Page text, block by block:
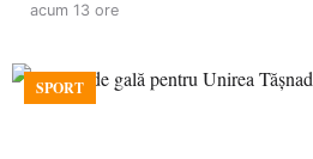
acum 13 ore
SPORT